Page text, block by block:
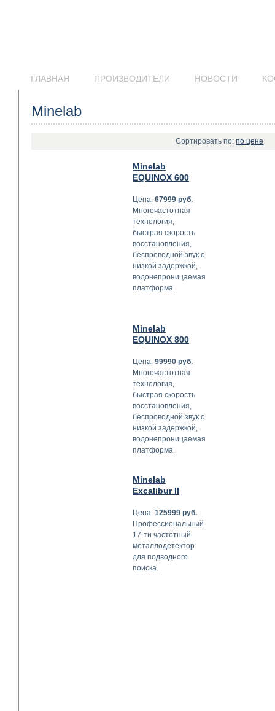
ГЛАВНАЯ ПРОИЗВОДИТЕЛИ НОВОСТИ
Minelab
Сортировать по:по цене
Minelab
EQUINOX 600
Цена: 67999 руб.
Многочастотная
технология,
быстрая скорость
восстановления,
беспроводной звук с
низкой задержкой,
водонепроницаемая
платформа.
Minelab
EQUINOX 800
Цена: 99990 руб.
Многочастотная
технология,
быстрая скорость
восстановления,
беспроводной звук с
низкой задержкой,
водонепроницаемая
платформа.
Minelab
Excalibur II
Цена: 125999 руб.
Профессиональный
17-ти частотный
металлодетектор
для подводного
поиска.